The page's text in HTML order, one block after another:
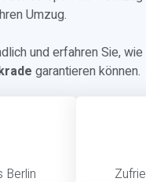
Umzug.
und erfahren Sie,
garantieren können.
Berlin